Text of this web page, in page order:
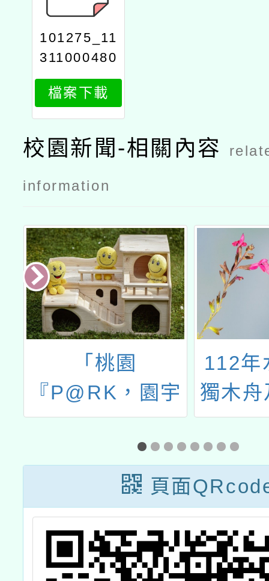
101275_11
311000480
_1_attach1
檔案下載
校園新聞-相關內容
information
「桃園
『P@RK，園宇
宙』－超興星親
子嘉年華」及本
市特色公園宣傳
海報、摺頁
DM、Banner各
1份。 公告於校
112年
獨木
板划
頁面